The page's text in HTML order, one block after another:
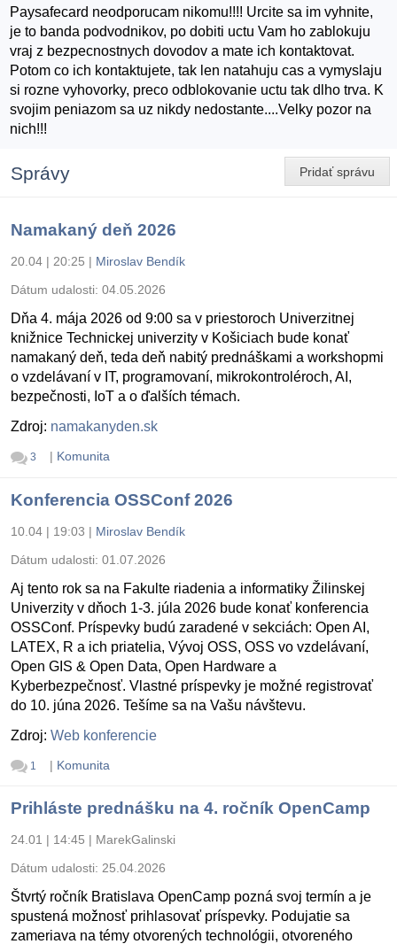
Paysafecard neodporucam nikomu!!!! Urcite sa im vyhnite,
je to banda podvodnikov, po dobiti uctu Vam ho zablokuju
vraj z bezpecnostnych dovodov a mate ich kontaktovat.
Potom co ich kontaktujete, tak len natahuju cas a vymyslaju
si rozne vyhovorky, preco odblokovanie uctu tak dlho trva. K
svojim peniazom sa uz nikdy nedostante....Velky pozor na
nich!!!
Pridať správu
Správy
Namakaný deň 2026
20.04 | 20:25 | Miroslav Bendík
Dátum udalosti: 04.05.2026
Dňa 4. mája 2026 od 9:00 sa v priestoroch Univerzitnej
knižnice Technickej univerzity v Košiciach bude konať
namakaný deň, teda deň nabitý prednáškami a workshopmi
o vzdelávaní v IT, programovaní, mikrokontroléroch, AI,
bezpečnosti, IoT a o ďalších témach.
Zdroj: namakanyden.sk
3 | Komunita
Konferencia OSSConf 2026
10.04 | 19:03 | Miroslav Bendík
Dátum udalosti: 01.07.2026
Aj tento rok sa na Fakulte riadenia a informatiky Žilinskej
Univerzity v dňoch 1-3. júla 2026 bude konať konferencia
OSSConf. Príspevky budú zaradené v sekciách: Open AI,
LATEX, R a ich priatelia, Vývoj OSS, OSS vo vzdelávaní,
Open GIS & Open Data, Open Hardware a
Kyberbezpečnosť. Vlastné príspevky je možné registrovať
do 10. júna 2026. Tešíme sa na Vašu návštevu.
Zdroj: Web konferencie
1 | Komunita
Prihláste prednášku na 4. ročník OpenCamp
24.01 | 14:45 | MarekGalinski
Dátum udalosti: 25.04.2026
Štvrtý ročník Bratislava OpenCamp pozná svoj termín a je
spustená možnosť prihlasovať príspevky. Podujatie sa
zameriava na témy otvorených technológii, otvoreného